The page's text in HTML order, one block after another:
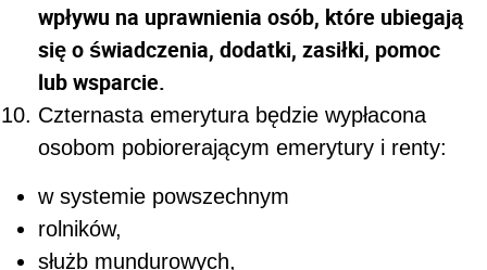
wpływu na uprawnienia osób, które ubiegają
się o świadczenia, dodatki, zasiłki, pomoc
lub wsparcie.
Czternasta emerytura będzie wypłacona
osobom pobiorerającym emerytury i renty:
w systemie powszechnym
rolników,
służb mundurowych,